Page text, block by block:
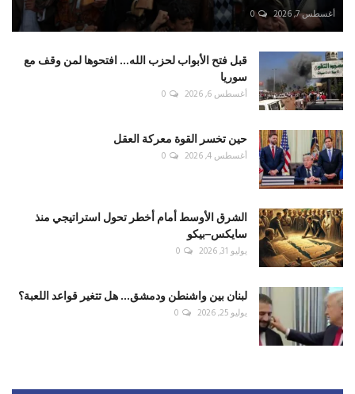
أغسطس 7, 2026 0
قبل فتح الأبواب لحزب الله... افتحوها لمن وقف مع
سوريا
أغسطس 6, 2026 0
حين تخسر القوة معركة العقل
أغسطس 4, 2026 0
الشرق الأوسط أمام أخطر تحول استراتيجي منذ
سايكس–بيكو
يوليو 31, 2026 0
لبنان بين واشنطن ودمشق... هل تتغير قواعد اللعبة؟
يوليو 25, 2026 0